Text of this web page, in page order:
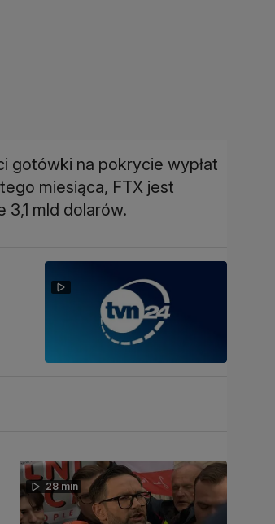
gotówki na pokrycie wypłat
miesiąca, FTX jest
mld dolarów.
28 min